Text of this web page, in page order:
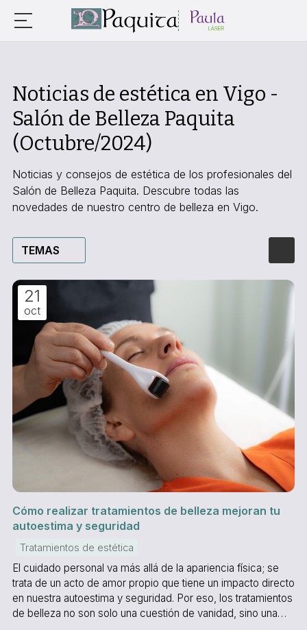
Noticias de estética en Vigo -
Salón de Belleza Paquita
(Octubre/2024)
Noticias y consejos de estética de los profesionales del
Salón de Belleza Paquita. Descubre todas las
novedades de nuestro centro de belleza en Vigo.
TEMAS
21
oct
Cómo realizar tratamientos de belleza mejoran tu
autoestima y seguridad
Tratamientos de estética
El cuidado personal va más allá de la apariencia física; se
trata de un acto de amor propio que tiene un impacto directo
en nuestra autoestima y seguridad. Por eso, los tratamientos
de belleza no son solo una cuestión de vanidad, sino una